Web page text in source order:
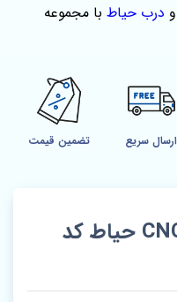
و درب حیاط با مجموعه
ارسال سریع تضمین قیمت
مشخصات درب فلزی CNC حیاط کد